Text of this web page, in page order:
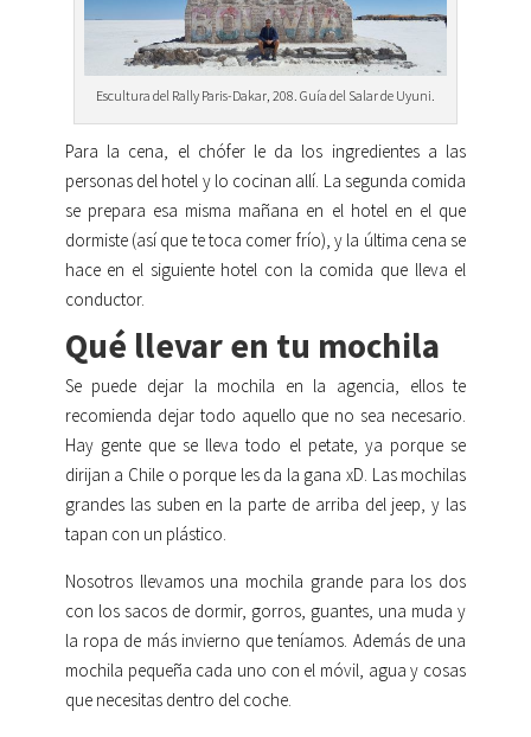
Escultura del Rally Paris-Dakar, 208. Guía del Salar de Uyuni.
Para la cena, el chófer le da los ingredientes a las
personas del hotel y lo cocinan allí. La segunda comida
se prepara esa misma mañana en el hotel en el que
dormiste (así que te toca comer frío), y la última cena se
hace en el siguiente hotel con la comida que lleva el
conductor.
Qué llevar en tu mochila
Se puede dejar la mochila en la agencia, ellos te
recomienda dejar todo aquello que no sea necesario.
Hay gente que se lleva todo el petate, ya porque se
dirijan a Chile o porque les da la gana xD. Las mochilas
grandes las suben en la parte de arriba del jeep, y las
tapan con un plástico.
Nosotros llevamos una mochila grande para los dos
con los sacos de dormir, gorros, guantes, una muda y
la ropa de más invierno que teníamos. Además de una
mochila pequeña cada uno con el móvil, agua y cosas
que necesitas dentro del coche.